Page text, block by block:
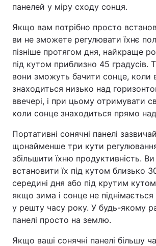
панелей у міру сходу сонця.
Якщо вам потрібно просто
ви не зможете регулювати їхнє
пізніше протягом дня, найкраще
під кутом приблизно 45 градусів.
вони зможуть бачити сонце, коли
знаходиться низько над
ввечері, і при цьому отримувати
коли сонце знаходиться прямо
Портативні сонячні панелі
щонайменше три кути
збільшити їхню продуктивність.
встановити їх під кутом близько
середині дня або під крутим
якщо зима і сонце не
у решту часу року. У будь-якому
панелі просто на землю.
Якщо ваші сонячні панелі більшу